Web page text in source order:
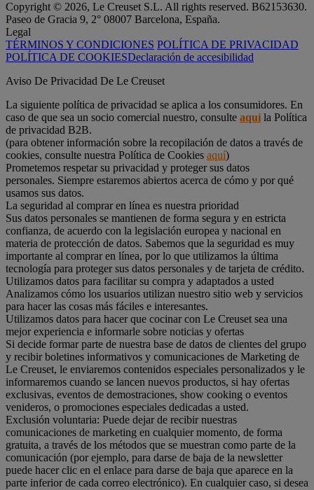
Copyright © 2026, Le Creuset S.L. All rights reserved. B62153630.
Paseo de Gracia 9, 2° 08007 Barcelona, España.
Legal
TÉRMINOS Y CONDICIONES POLÍTICA DE PRIVACIDAD
POLÍTICA DE COOKIESDeclaración de accesibilidad
Aviso De Privacidad De Le Creuset
La siguiente política de privacidad se aplica a los consumidores. En
caso de que sea un socio comercial nuestro, consulte aquíla Política
de privacidad B2B.
(para obtener información sobre la recopilación de datos a través de
cookies, consulte nuestra Política de Cookies aquí)
Prometemos respetar su privacidad y proteger sus datos
personales. Siempre estaremos abiertos acerca de cómo y por qué
usamos sus datos.
La seguridad al comprar en línea es nuestra prioridad
Sus datos personales se mantienen de forma segura y en estricta
confianza, de acuerdo con la legislación europea y nacional en
materia de protección de datos. Sabemos que la seguridad es muy
importante al comprar en línea, por lo que utilizamos la última
tecnología para proteger sus datos personales y de tarjeta de crédito.
Utilizamos datos para facilitar su compra y adaptados a usted
Analizamos cómo los usuarios utilizan nuestro sitio web y servicios
para hacer las cosas más fáciles e interesantes.
Utilizamos datos para hacer que cocinar con Le Creuset sea una
mejor experiencia e informarle sobre noticias y ofertas
Si decide formar parte de nuestra base de datos de clientes del grupo
y recibir boletines informativos y comunicaciones de Marketing de
Le Creuset, le enviaremos contenidos especiales personalizados y le
informaremos cuando se lancen nuevos productos, si hay ofertas
exclusivas, eventos de demostraciones, show cooking o eventos
venideros, o promociones especiales dedicadas a usted.
Exclusión voluntaria: Puede dejar de recibir nuestras
comunicaciones de marketing en cualquier momento, de forma
gratuita, a través de los métodos que se muestran como parte de la
comunicación (por ejemplo, para darse de baja de la newsletter
puede hacer clic en el enlace para darse de baja que aparece en la
parte inferior de cada correo electrónico). En cualquier caso, si desea